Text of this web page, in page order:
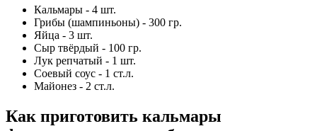
Кальмары - 4 шт.
Грибы (шампиньоны) - 300 гр.
Яйца - 3 шт.
Сыр твёрдый - 100 гр.
Лук репчатый - 1 шт.
Соевый соус - 1 ст.л.
Майонез - 2 ст.л.
Как приготовить кальмары